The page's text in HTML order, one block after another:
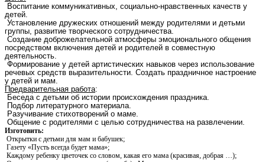
Воспитание коммуникативных, социально-нравственных качеств у
детей.
Установление дружеских отношений между родителями и детьми
группы, развитие творческого сотрудничества.
Создание доброжелательной атмосферы эмоционального общения
посредством включения детей и родителей в совместную
деятельность.
Формирование у детей артистических навыков через использование
речевых средств выразительности. Создать праздничное настроение
у детей и мам.
Предварительная работа:
Беседа с детьми об истории происхождения праздника.
Подбор литературного материала.
Разучивание стихотворений о маме.
Общение с родителями с целью сотрудничества на развлечении.
Изготовить:
Открытки с детьми для мам и бабушек;
Газету «Пусть всегда будет мама»;
Каждому ребенку цветочек со словом, какая его мама (красивая, добрая …);